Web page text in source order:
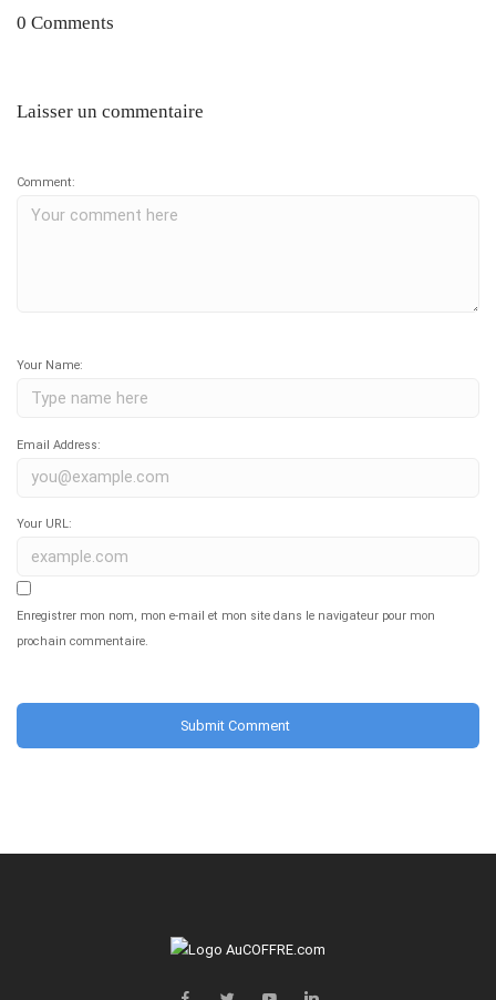
0 Comments
Laisser un commentaire
Comment:
Your Name:
Email Address:
Your URL:
Enregistrer mon nom, mon e-mail et mon site dans le navigateur pour mon
prochain commentaire.